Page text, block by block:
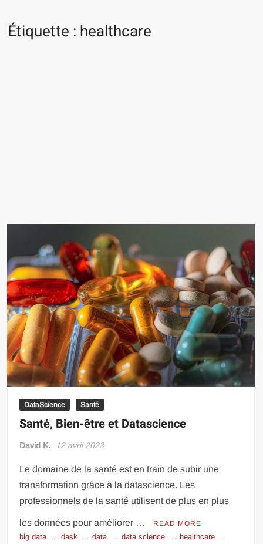
Étiquette : healthcare
DataScience Santé
Santé, Bien-être et Datascience
David K. 12 avril 2023
Le domaine de la santé est en train de subir une
transformation grâce à la datascience. Les
professionnels de la santé utilisent de plus en plus
les données pour améliorer … READ MORE
big data dask data data science
healthcare